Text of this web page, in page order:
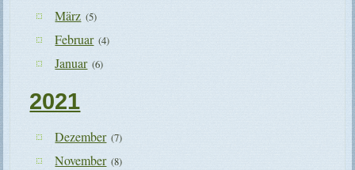
März (5)
Februar (4)
Januar (6)
2021
Dezember (7)
November (8)